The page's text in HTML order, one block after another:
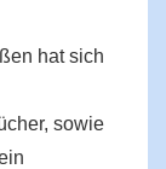
hat sich
sowie